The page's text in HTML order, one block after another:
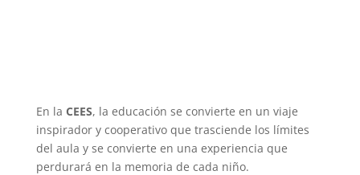
En la CEES, la educación se convierte en un viaje
inspirador y cooperativo que trasciende los límites
del aula y se convierte en una experiencia que
perdurará en la memoria de cada niño.